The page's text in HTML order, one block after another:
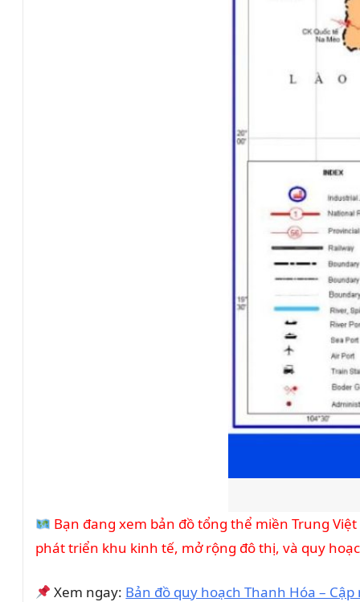
Bạn đang xem bản đồ tổng thể miền Trung
phát triển khu kinh tế, mở rộng đô thị, và quy
Xem ngay: Bản đồ quy hoạch Thanh Hóa –